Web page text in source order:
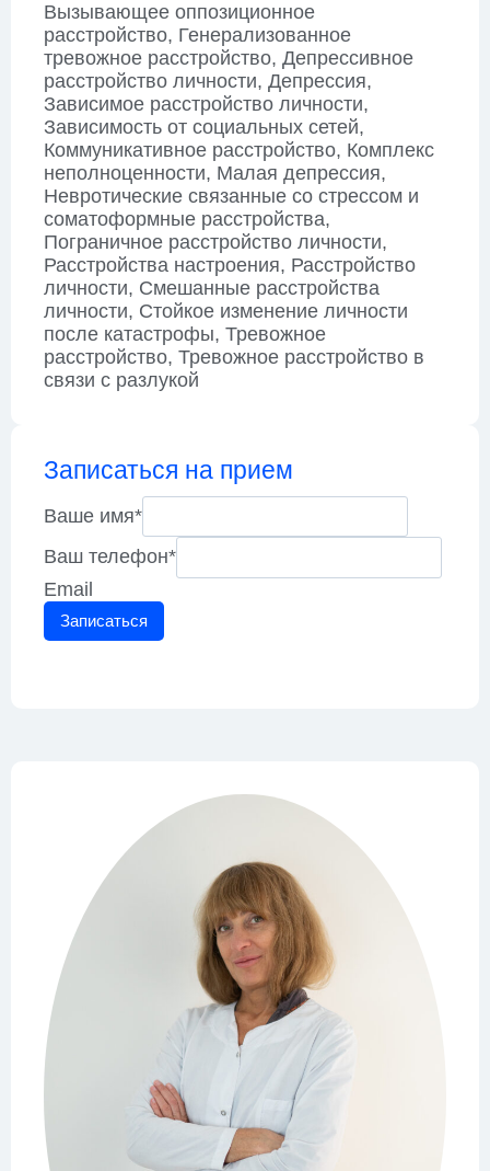
Вызывающее оппозиционное
расстройство, Генерализованное
тревожное расстройство, Депрессивное
расстройство личности, Депрессия,
Зависимое расстройство личности,
Зависимость от социальных сетей,
Коммуникативное расстройство, Комплекс
неполноценности, Малая депрессия,
Невротические связанные со стрессом и
соматоформные расстройства,
Пограничное расстройство личности,
Расстройства настроения, Расстройство
личности, Смешанные расстройства
личности, Стойкое изменение личности
после катастрофы, Тревожное
расстройство, Тревожное расстройство в
связи с разлукой
Записаться на прием
Ваше имя*
Ваш телефон*
Email
Записаться